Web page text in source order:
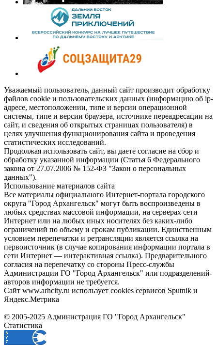
Уважаемый пользователь, данный сайт производит обработку
файлов cookie и пользовательских данных (информацию об ip-
адресе, местоположении, типе и версии операционной
системы, типе и версии браузера, источнике переадресации на
сайт, и сведения об открытых страницах пользователя) в
целях улучшения функционирования сайта и проведения
статистических исследований.
Продолжая использовать сайт, вы даете согласие на сбор и
обработку указанной информации (Статья 6 Федерального
закона от 27.07.2006 № 152-ФЗ "Закон о персональных
данных").
Использование материалов сайта
Все материалы официального Интернет-портала городского
округа "Город Архангельск" могут быть воспроизведены в
любых средствах массовой информации, на серверах сети
Интернет или на любых иных носителях без каких-либо
ограничений по объему и срокам публикации. Единственным
условием перепечатки и ретрансляции является ссылка на
первоисточник (в случае копирования информации портала в
сети Интернет — интерактивная ссылка). Предварительного
согласия на перепечатку со стороны Пресс-службы
Администрации ГО "Город Архангельск" или подразделений-
авторов информации не требуется.
Сайт www.arhcity.ru использует cookies сервисов Sputnik и
Яндекс.Метрика
© 2005-2025 Администрация ГО "Город Архангельск"
Статистика